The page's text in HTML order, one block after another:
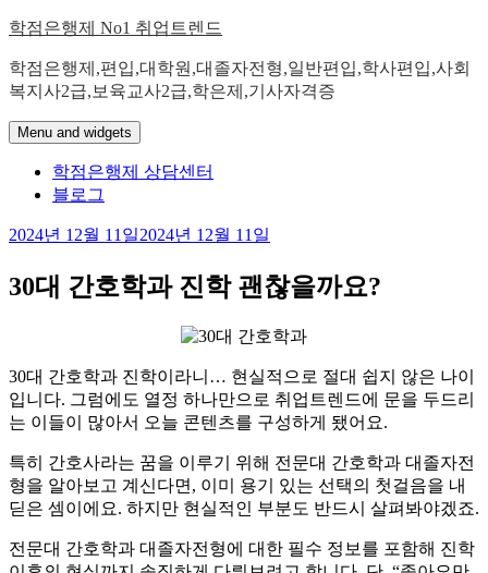
Skip
content
학점은행제 No1 취업트렌드
학점은행제,편입,대학원,대졸자전형,일반편입,학사편입,사회
복지사2급,보육교사2급,학은제,기사자격증
Menu and widgets
학점은행제 상담센터
블로그
2024년 12월 11일2024년 12월 11일
30대 간호학과 진학 괜찮을까요?
30대 간호학과 진학이라니… 현실적으로 절대 쉽지 않은 나이
입니다. 그럼에도 열정 하나만으로 취업트렌드에 문을 두드리
는 이들이 많아서 오늘 콘텐츠를 구성하게 됐어요.
​특히 간호사라는 꿈을 이루기 위해 전문대 간호학과 대졸자전
형을 알아보고 계신다면, 이미 용기 있는 선택의 첫걸음을 내
딛은 셈이에요. 하지만 현실적인 부분도 반드시 살펴봐야겠죠.
​전문대 간호학과 대졸자전형에 대한 필수 정보를 포함해 진학